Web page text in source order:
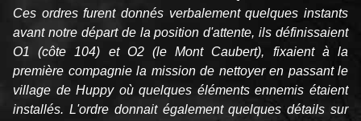
Ces ordres furent donnés verbalement quelques instants
avant notre départ de la position d'attente, ils définissaient
O1 (côte 104) et O2 (le Mont Caubert), fixaient à la
première compagnie la mission de nettoyer en passant le
village de Huppy où quelques éléments ennemis étaient
installés. L'ordre donnait également quelques détails sur